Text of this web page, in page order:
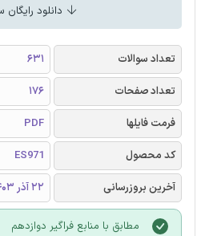
دانلود رایگان
تعداد سوالات
631
تعداد صفحات
176
فرمت فایلها
PDF
کد محصول
ES971
آخرین بروزرسانی
22 آذر 1403
مطابق با منابع فراگیر دوازدهم